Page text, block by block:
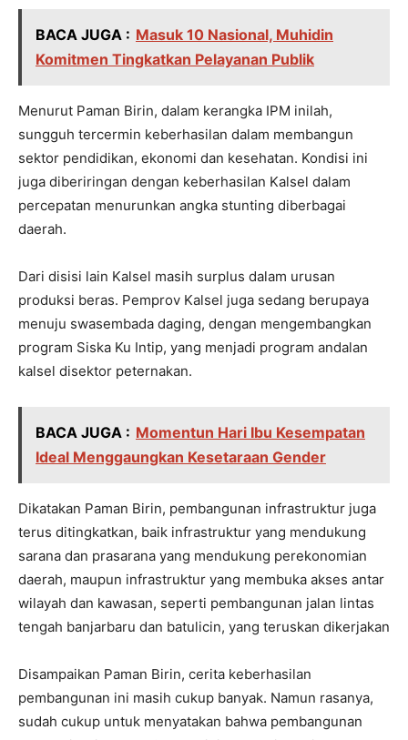
BACA JUGA : Masuk 10 Nasional, Muhidin
Komitmen Tingkatkan Pelayanan Publik
Menurut Paman Birin, dalam kerangka IPM inilah,
sungguh tercermin keberhasilan dalam membangun
sektor pendidikan, ekonomi dan kesehatan. Kondisi ini
juga diberiringan dengan keberhasilan Kalsel dalam
percepatan menurunkan angka stunting diberbagai
daerah.
Dari disisi lain Kalsel masih surplus dalam urusan
produksi beras. Pemprov Kalsel juga sedang berupaya
menuju swasembada daging, dengan mengembangkan
program Siska Ku Intip, yang menjadi program andalan
kalsel disektor peternakan.
BACA JUGA : Momentun Hari Ibu Kesempatan
Ideal Menggaungkan Kesetaraan Gender
Dikatakan Paman Birin, pembangunan infrastruktur juga
terus ditingkatkan, baik infrastruktur yang mendukung
sarana dan prasarana yang mendukung perekonomian
daerah, maupun infrastruktur yang membuka akses antar
wilayah dan kawasan, seperti pembangunan jalan lintas
tengah banjarbaru dan batulicin, yang teruskan dikerjakan
Disampaikan Paman Birin, cerita keberhasilan
pembangunan ini masih cukup banyak. Namun rasanya,
sudah cukup untuk menyatakan bahwa pembangunan